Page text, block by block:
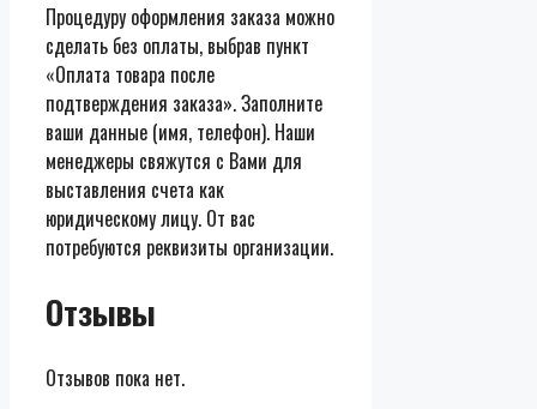
Процедуру оформления заказа можно
сделать без оплаты, выбрав пункт
«Оплата товара после
подтверждения заказа». Заполните
ваши данные (имя, телефон). Наши
менеджеры свяжутся с Вами для
выставления счета как
юридическому лицу. От вас
потребуются реквизиты организации.
Отзывы
Отзывов пока нет.